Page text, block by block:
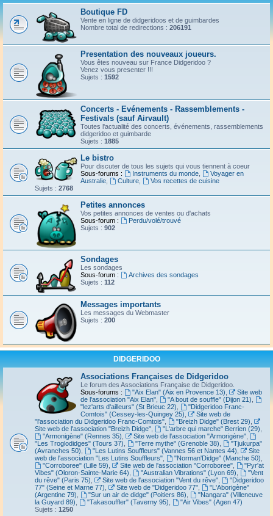
Boutique FD
Vente en ligne de didgeridoos et de guimbardes
Nombre total de redirections : 206191
Presentation des nouveaux joueurs.
Vous êtes nouveau sur France Didgeridoo ?
Venez vous presenter !!!
Sujets : 1592
Concerts - Evénements - Rassemblements -
Festivals (sauf Airvault)
Toutes l'actualité des concerts, événements, rassemblements
didgeridoo et guimbarde
Sujets : 1885
Le bistro
Pour discuter de tous les sujets qui vous tiennent à coeur
Sous-forums :
Instruments du monde,
Voyager en
Australie
Culture,
Vos recettes de cuisine
Sujets : 2768
Petites annonces
Vos petites annonces de ventes ou d'achats
Sous-forum :
Perdu/volé/trouvé
Sujets : 902
Sondages
Les sondages
Sous-forum :
Archives des sondages
Sujets : 112
Messages importants
Les messages du Webmaster
Sujets : 200
DIDGERIDOO
Associations Françaises de Didgeridoo
Le forum des Associations Française de Didgeridoo.
Sous-forums :
"Aix Elan" (Aix en Provence 13)
Site web
de l'association "Aix Elan"
"A bout de souffle" (Dijon 21)
"lez'arts d'ailleurs" (St Brieuc 22)
"Didgeridoo Franc-
Comtois" (Cessey-les-Quingey 25)
Site web de
"l'association du Didgeridoo Franc-Comtois"
"Breizh Didge" (Brest 29)
Site web de l'association "Breizh Didge"
"L'arbre qui marche" Berrien (29)
"Armonigène" (Rennes 35)
Site web de l'association "Armorigène",
"Les Troglodidges" (Tours 37)
"Terre mythe" (Grenoble 38)
"Tjukurpa"
(Avranches 50)
"Les Lutins Souffleurs" (Vannes 56 et Nantes 44)
Site
web de l'association "Les Lutins Souffleurs"
"Norman'Didge" (Manche 50)
"Corroboree" (Lille 59)
Site web de l'association "Corroboree",
"Pyr'at
Vibes" (Oloron-Sainte-Marie 64)
"Australian Vibrations" (Lyon 69)
"Vent
du rêve" (Paris 75)
Site web de l'association "Vent du rêve",
"Didgeridoo
77" (Seine et Marne 77)
Site web de "Didgeridoo 77",
"L'Aborigène"
(Argentine 79)
"Sur un air de didge" (Poitiers 86)
"Nangara" (Villeneuve
la Guyard 89)
"Takasouffler" (Taverny 95)
"Air Vibes" (Agen 47)
Sujets : 1250